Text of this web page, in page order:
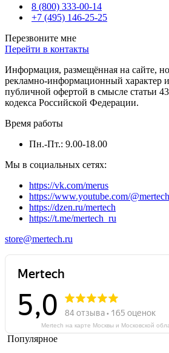
8 (800) 333-00-14
+7 (495) 146-25-25
Перезвоните мне
Перейти в контакты
Информация, размещённая на сайте,
рекламно-информационный характер и
публичной офертой в смысле статьи
кодекса Российской Федерации.
Время работы
Пн.-Пт.: 9.00-18.00
Мы в социальных сетях:
https://vk.com/merus
https://www.youtube.com/
https://dzen.ru/mertech
https://t.me/mertech_ru
store@mertech.ru
Mertech на карте Москвы и Московской
Популярное